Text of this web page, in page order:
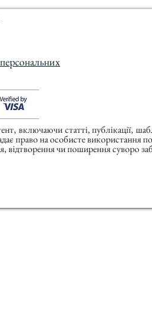
включаючи статті, публікації,
право на особисте використання
відтворення чи поширення суворо